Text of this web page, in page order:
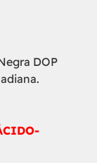
DOP